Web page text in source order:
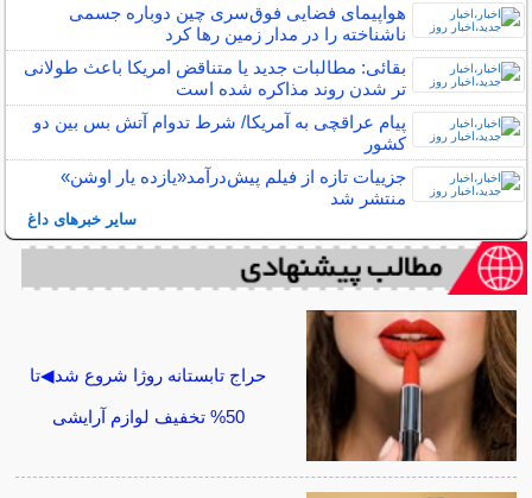
هواپیمای فضایی فوق‌سری چین دوباره جسمی
ناشناخته را در مدار زمین رها کرد
بقائی: مطالبات جدید یا متناقض امریکا باعث طولانی
تر شدن روند مذاکره شده است
پیام عراقچی به آمریکا/ شرط تدوام آتش بس بین دو
کشور
جزییات تازه از فیلم پیش‌درآمد«یازده یار اوشن»
منتشر شد
سایر خبرهای داغ
حراج تابستانه روژا شروع شد◀تا
50% تخفیف لوازم آرایشی